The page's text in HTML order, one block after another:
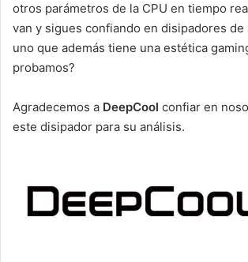
otros parámetros de la CPU en tiempo
van y sigues confiando en disipadores de
uno que además tiene una estética
probamos?
Agradecemos a DeepCool confiar en
este disipador para su análisis.